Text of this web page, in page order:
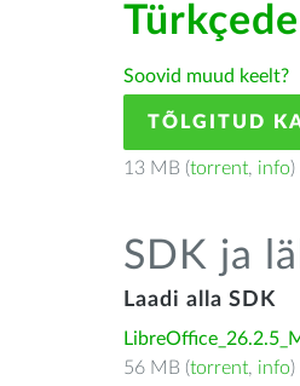
Türkçede
Soovid muud keelt?
TÕLGITUD
13 MB (torrent, info)
SDK ja
Laadi alla SDK
56 MB (torrent, info)